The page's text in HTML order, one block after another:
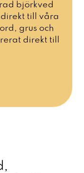
björkved
till våra
grus och
direkt till